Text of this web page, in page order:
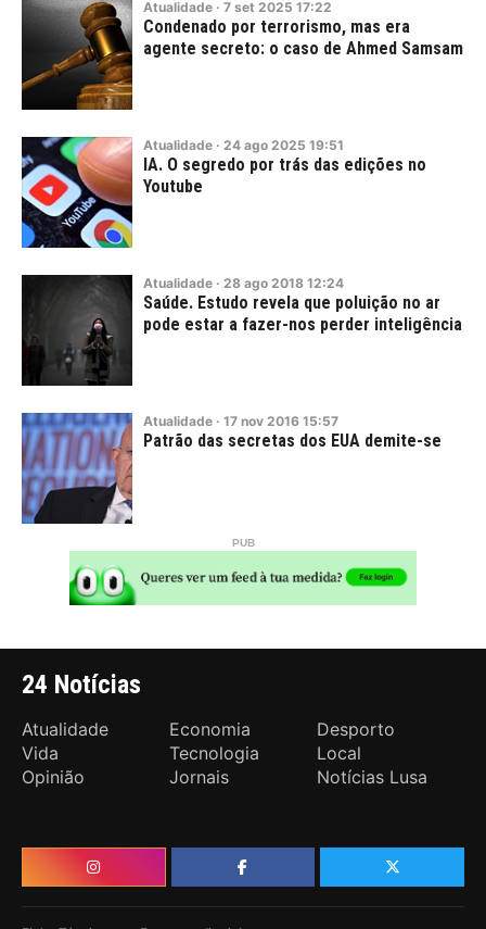
Atualidade · 7 set 2025 17:22
Condenado por terrorismo, mas era
agente secreto: o caso de Ahmed Samsam
Atualidade · 24 ago 2025 19:51
IA. O segredo por trás das edições no
Youtube
Atualidade · 28 ago 2018 12:24
Saúde. Estudo revela que poluição no ar
pode estar a fazer-nos perder inteligência
Atualidade · 17 nov 2016 15:57
Patrão das secretas dos EUA demite-se
24 Notícias
Atualidade Economia
Desporto
Vida
Tecnologia
Local
Opinião
Jornais Notícias Lusa